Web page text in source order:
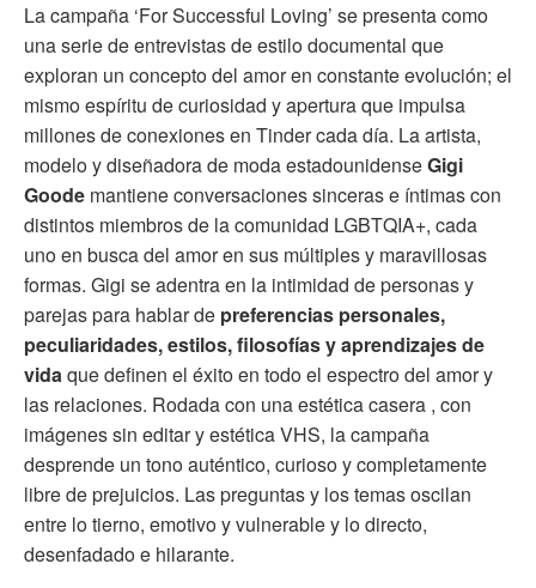
La campaña ‘For Successful Loving’ se presenta como
una serie de entrevistas de estilo documental que
exploran un concepto del amor en constante evolución; el
mismo espíritu de curiosidad y apertura que impulsa
millones de conexiones en Tinder cada día. La artista,
modelo y diseñadora de moda estadounidenseGigi
Goode mantiene conversaciones sinceras e íntimas con
distintos miembros de la comunidad LGBTQIA+, cada
uno en busca del amor en sus múltiples y maravillosas
formas. Gigi se adentra en la intimidad de personas y
parejas para hablar de preferencias personales,
peculiaridades, estilos, filosofías y aprendizajes de
vidaque definen el éxito en todo el espectro del amor y
las relaciones. Rodada con una estética casera , con
imágenes sin editar y estética VHS, la campaña
desprende un tono auténtico, curioso y completamente
libre de prejuicios. Las preguntas y los temas oscilan
entre lo tierno, emotivo y vulnerable y lo directo,
desenfadado e hilarante.